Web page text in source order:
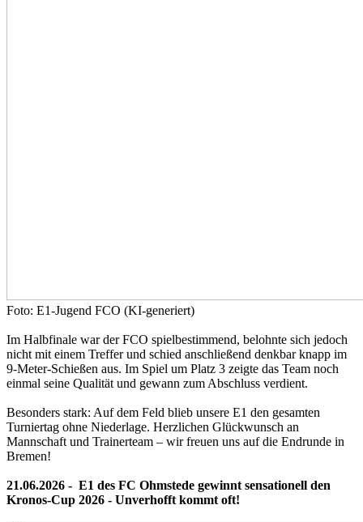
Foto: E1-Jugend FCO (KI-generiert)
Im Halbfinale war der FCO spielbestimmend, belohnte sich jedoch
nicht mit einem Treffer und schied anschließend denkbar knapp im
9-Meter-Schießen aus. Im Spiel um Platz 3 zeigte das Team noch
einmal seine Qualität und gewann zum Abschluss verdient.
Besonders stark: Auf dem Feld blieb unsere E1 den gesamten
Turniertag ohne Niederlage. Herzlichen Glückwunsch an
Mannschaft und Trainerteam – wir freuen uns auf die Endrunde in
Bremen!
21.06.2026 - E1 des FC Ohmstede gewinnt sensationell den
Kronos-Cup 2026 - Unverhofft kommt oft!